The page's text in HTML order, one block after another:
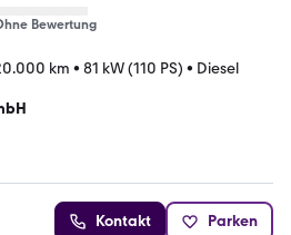
Bewertung
km • 81 kW (110 PS) • Diesel
Kontakt Parken